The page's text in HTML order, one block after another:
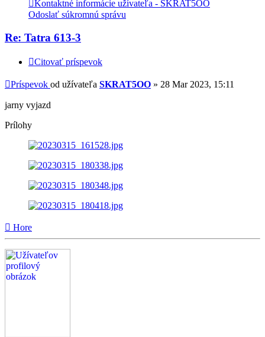
Kontaktné informácie užívateľa - SKRAT5OO
Odoslať súkromnú správu
Re: Tatra 613-3
Citovať príspevok
Príspevok od užívateľa SKRAT5OO » 28 Mar 2023, 15:11
jarny vyjazd
Prílohy
Hore